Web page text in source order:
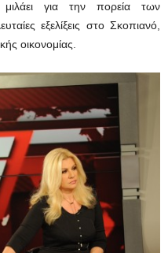
για την πορεία των
εξελίξεις στο Σκοπιανό,
οικονομίας.